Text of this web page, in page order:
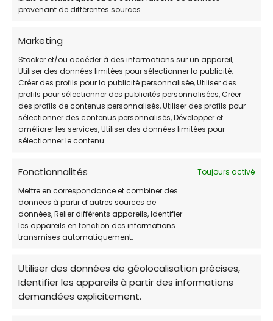
provenant de différentes sources.
Marketing
Stocker et/ou accéder à des informations sur un appareil,
Utiliser des données limitées pour sélectionner la publicité,
Créer des profils pour la publicité personnalisée, Utiliser des
profils pour sélectionner des publicités personnalisées, Créer
des profils de contenus personnalisés, Utiliser des profils pour
sélectionner des contenus personnalisés, Développer et
améliorer les services, Utiliser des données limitées pour
sélectionner le contenu.
Fonctionnalités
Toujours activé
Mettre en correspondance et combiner des
données à partir d’autres sources de
données, Relier différents appareils, Identifier
les appareils en fonction des informations
transmises automatiquement.
Utiliser des données de géolocalisation précises,
Identifier les appareils à partir des informations
demandées explicitement.
4. SPA du Dauphiné
Refuge pour animaux
📌ADRESSE:103 Rue de Stalingrad, 38100 Grenoble
📞TÉLÉPHONE:476 485 241
vendredi, samedi et dimanche de 14h à 17h
https://www.spa-du-dauphine.fr/
Bien que la SPA du Dauphiné ne dispose pas d’un
avec d’autres structures locales pour
faciliter l’accès aux soins vétérinaires pour
les personnes en difficulté financière